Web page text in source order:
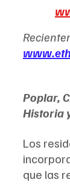
Poplar,
Historia
Los
que las